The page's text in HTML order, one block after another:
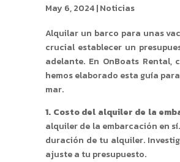
May 6, 2024|Noticias
Alquilar un barco para unas
crucial establecer un
adelante. En OnBoats
hemos elaborado esta guía
mar.
1. Costo del alquiler de la
alquiler de la embarcación en
duración de tu alquiler.
ajuste a tu presupuesto.